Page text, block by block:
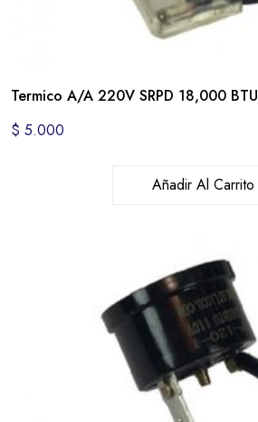
Termico A/A 220V SRPD 18,000 BTU
$ 5.000
Añadir Al Carrito